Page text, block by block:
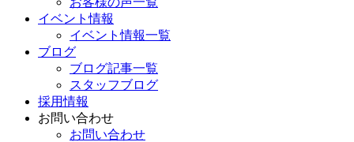
イベント情報
イベント情報一覧
ブログ
ブログ記事一覧
スタッフブログ
採用情報
お問い合わせ
お問い合わせ